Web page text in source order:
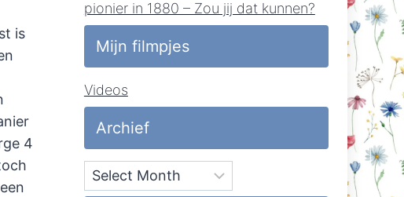
is
4
pionier in 1880 – Zou jij dat kunnen?
Mijn filmpjes
Videos
Archief
Archief